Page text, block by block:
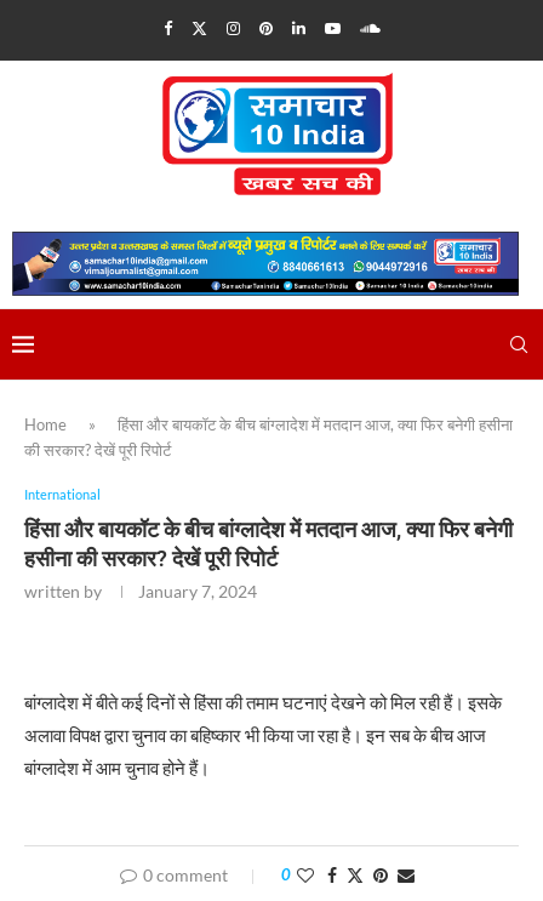
Home »
हिंसा और बायकॉट के बीच बांग्लादेश में मतदान आज, क्या फिर बनेगी हसीना
की सरकार? देखें पूरी रिपोर्ट
International
हिंसा और बायकॉट के बीच बांग्लादेश में मतदान आज, क्या फिर बनेगी
हसीना की सरकार? देखें पूरी रिपोर्ट
written by January 7, 2024
बांग्लादेश में बीते कई दिनों से हिंसा की तमाम घटनाएं देखने को मिल रही हैं। इसके
अलावा विपक्ष द्वारा चुनाव का बहिष्कार भी किया जा रहा है। इन सब के बीच आज
बांग्लादेश में आम चुनाव होने हैं।
0 comment 0